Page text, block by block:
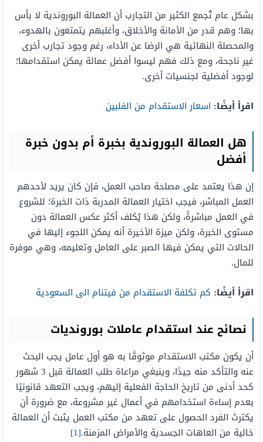
بشكل عام تُجمع الكثير من التجارب أن العمالة البوروندية لا بأس
بها؛ وهم قدر من الأمانة والأخلاق، وأغلبهم يتمتعون بالهدوء،
والمحصلة النهائية هي الرضا عن الأداء، رغم وجود تجارب أخرى
غير ناجحة، ومع ذلك فهم ليسوا أفضل عمالة يمكن استقدامها؛
لوجود أفضلية لجنسيات أخرى.
اقرأ أيضًا: اسعار الاستقدام من الفلبين
هل العمالة البوروندية بخبرة أم بدون خبرة
أفضل
إن هذا يعتمد على مصلحة صاحب العمل، فإن كان يريد لأحدهم
العمل المباشر، فيجب اختيار العمالة المدربة ذات الخبرة؛ للشروع
في العمل مباشرةً، ولكن هذا يُكلف أكثر عكس العمالة دون
مستوى الخبرة، ولكن ميزة الأخيرة أنه يمكن اللجوء إليها في
الحالات التي يمكن فيها الصبر على العامل وتعليمه، وهي موفرة
للمال.
اقرأ أيضًا: كم تكلفة الاستقدام من فيتنام الى السعودية
نصائح عند استقدام عاملات بورونديات
أن يكون مكتب الاستقدام موثوقًا به هو أول عامل يجب البحث
عنه والتأكد منه جيدًا، وينبغي مراعاة طلب العمالة قبل 3 شهور
كحد أدنى من تاريخ الحاجة الفعلية إليهم، ويجب التعهد قانونيًا
بعدم إساءة استخدامهم في أعمال غير مشروعة، مع ضرورة أن
يكترث الفرد الحصول على تعهد من مكتب العمل يثبت أن العمالة
خالية من العاهات الجسدية والأمراض المزمنة.[1]